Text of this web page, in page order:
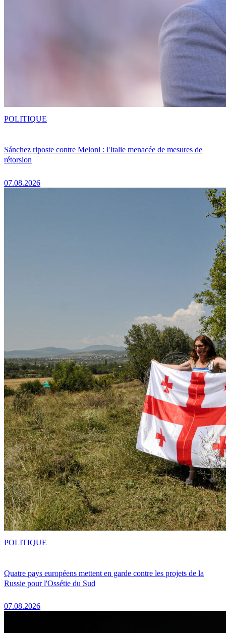
Sánchez riposte contre Meloni : l'Italie menacée de mesures de
rétorsion
07.08.2026
POLITIQUE
Quatre pays européens mettent en garde contre les projets de la
Russie pour l'Ossétie du Sud
07.08.2026
POLITIQUE